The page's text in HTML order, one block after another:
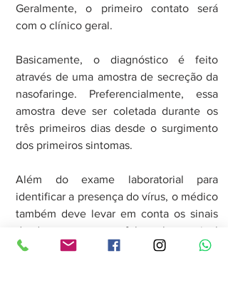
Geralmente, o primeiro contato será
com o clínico geral.
Basicamente, o diagnóstico é feito
através de uma amostra de secreção da
nasofaringe. Preferencialmente, essa
amostra deve ser coletada durante os
três primeiros dias desde o surgimento
dos primeiros sintomas.
Além do exame laboratorial para
identificar a presença do vírus, o médico
também deve levar em conta os sinais
da doença, como a febre alta, o sinal
mais comum durante os primeiros dias